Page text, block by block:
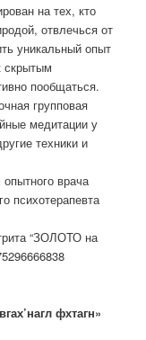
на тех, кто
отвлечься от
уникальный опыт
скрытым
пообщаться.
групповая
медитации у
техники и
врача
психотерапевта
“ЗОЛОТО на
фхтагн»